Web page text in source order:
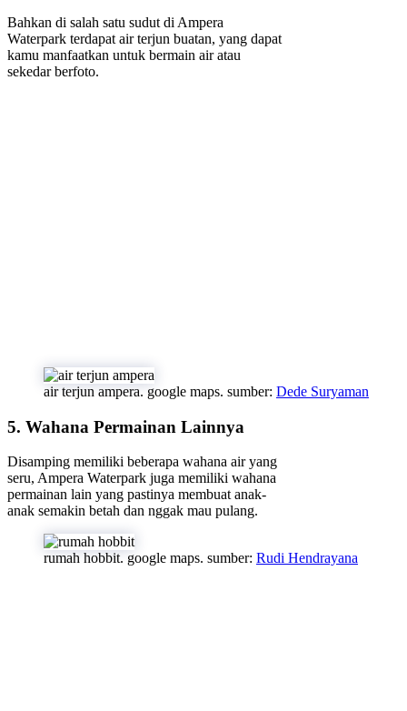
Bahkan di salah satu sudut di Ampera
Waterpark terdapat air terjun buatan, yang dapat
kamu manfaatkan untuk bermain air atau
sekedar berfoto.
air terjun ampera. google maps. sumber: Dede Suryaman
5. Wahana Permainan Lainnya
Disamping memiliki beberapa wahana air yang
seru, Ampera Waterpark juga memiliki wahana
permainan lain yang pastinya membuat anak-
anak semakin betah dan nggak mau pulang.
rumah hobbit. google maps. sumber: Rudi Hendrayana